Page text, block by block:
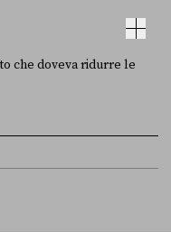
che doveva ridurre le